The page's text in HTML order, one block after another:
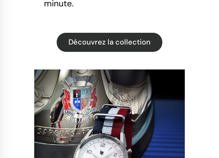
minute.
Découvrez la collection